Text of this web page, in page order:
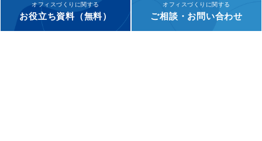
オフィスづくりに関する
お役立ち資料（無料）
オフィスづくりに関する
ご相談・お問い合わせ
採用情報